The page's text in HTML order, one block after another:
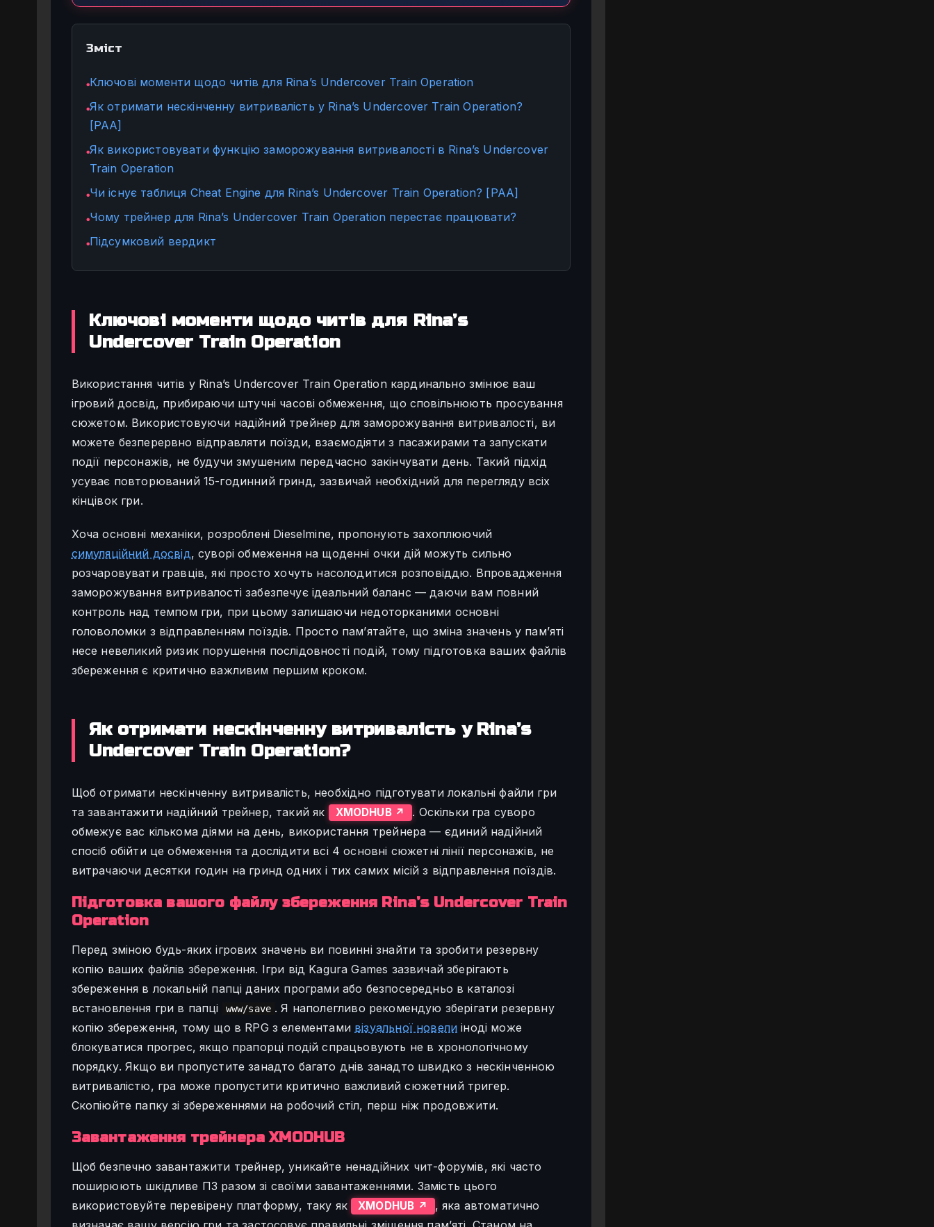
Зміст
●Ключові моменти щодо читів для Rina’s Undercover Train Operation
●Як отримати нескінченну витривалість у Rina’s Undercover Train Operation?
[PAA]
●Як використовувати функцію заморожування витривалості в Rina’s Undercover
Train Operation
●Чи існує таблиця Cheat Engine для Rina’s Undercover Train Operation? [PAA]
●Чому трейнер для Rina’s Undercover Train Operation перестає працювати?
●Підсумковий вердикт
Ключові моменти щодо читів для Rina’s
Undercover Train Operation
Використання читів у Rina’s Undercover Train Operation кардинально змінює ваш
ігровий досвід, прибираючи штучні часові обмеження, що сповільнюють просування
сюжетом. Використовуючи надійний трейнер для заморожування витривалості, ви
можете безперервно відправляти поїзди, взаємодіяти з пасажирами та запускати
події персонажів, не будучи змушеним передчасно закінчувати день. Такий підхід
усуває повторюваний 15-годинний гринд, зазвичай необхідний для перегляду всіх
кінцівок гри.
Хоча основні механіки, розроблені Dieselmine, пропонують захоплюючий
симуляційний досвід, суворі обмеження на щоденні очки дій можуть сильно
розчаровувати гравців, які просто хочуть насолодитися розповіддю. Впровадження
заморожування витривалості забезпечує ідеальний баланс — даючи вам повний
контроль над темпом гри, при цьому залишаючи недоторканими основні
головоломки з відправленням поїздів. Просто пам’ятайте, що зміна значень у пам’яті
несе невеликий ризик порушення послідовності подій, тому підготовка ваших файлів
збереження є критично важливим першим кроком.
Як отримати нескінченну витривалість у Rina’s
Undercover Train Operation?
Щоб отримати нескінченну витривалість, необхідно підготувати локальні файли гри
та завантажити надійний трейнер, такий як
XMODHUB ↗
. Оскільки гра суворо
обмежує вас кількома діями на день, використання трейнера — єдиний надійний
спосіб обійти це обмеження та дослідити всі 4 основні сюжетні лінії персонажів, не
витрачаючи десятки годин на гринд одних і тих самих місій з відправлення поїздів.
Підготовка вашого файлу збереження Rina’s Undercover Train
Operation
Перед зміною будь-яких ігрових значень ви повинні знайти та зробити резервну
копію ваших файлів збереження. Ігри від Kagura Games зазвичай зберігають
збереження в локальній папці даних програми або безпосередньо в каталозі
встановлення гри в папці
www/save . Я наполегливо рекомендую зберігати резервну
копію збереження, тому що в RPG з елементами візуальної новели іноді може
блокуватися прогрес, якщо прапорці подій спрацьовують не в хронологічному
порядку. Якщо ви пропустите занадто багато днів занадто швидко з нескінченною
витривалістю, гра може пропустити критично важливий сюжетний тригер.
Скопіюйте папку зі збереженнями на робочий стіл, перш ніж продовжити.
Завантаження трейнера XMODHUB
Щоб безпечно завантажити трейнер, уникайте ненадійних чит-форумів, які часто
поширюють шкідливе ПЗ разом зі своїми завантаженнями. Замість цього
використовуйте перевірену платформу, таку як
XMODHUB ↗
, яка автоматично